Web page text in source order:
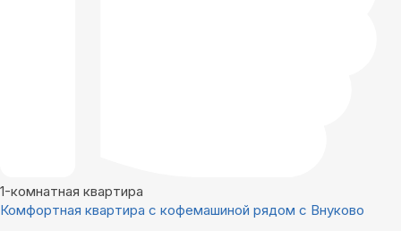
1-комнатная квартира
Комфортная квартира с кофемашиной рядом с Внуково